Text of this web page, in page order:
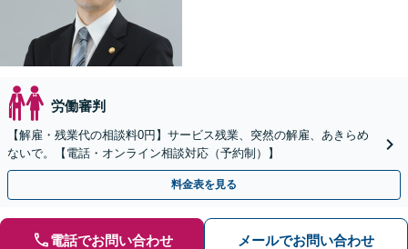
労働審判
【解雇・残業代の相談料0円】サービス残業、突然の解雇、あきらめ
ないで。【電話・オンライン相談対応（予約制）】
料金表を見る
電話でお問い合わせ メールでお問い合わせ